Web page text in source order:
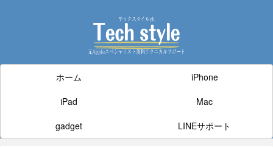
ホーム
iPhone
iPad
Mac
gadget
LINEサポート